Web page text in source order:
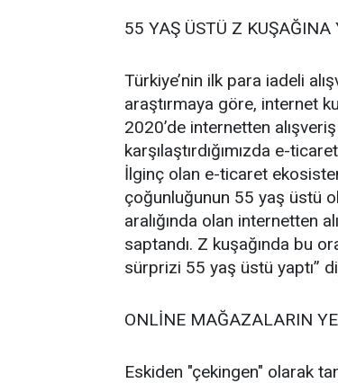
55 YAŞ ÜSTÜ Z KUŞAĞINA
Türkiye’nin ilk para iadeli
araştırmaya göre, internet
2020’de internetten
karşılaştırdığımızda e-
İlginç olan e-ticaret
çoğunluğunun 55 yaş üstü
aralığında olan internetten
saptandı. Z kuşağında bu
sürprizi 55 yaş üstü yaptı”
ONLİNE MAĞAZALARIN
Eskiden "çekingen" olarak